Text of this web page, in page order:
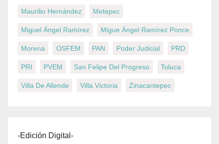
Maurilio Hernández Metepec
Miguel Ángel Ramírez Migue Ángel Ramírez Ponce
Morena OSFEM PAN Poder Judicial PRD
PRI PVEM San Felipe Del Progreso Toluca
Villa De Allende Villa Victoria Zinacantepec
-Edición Digital-